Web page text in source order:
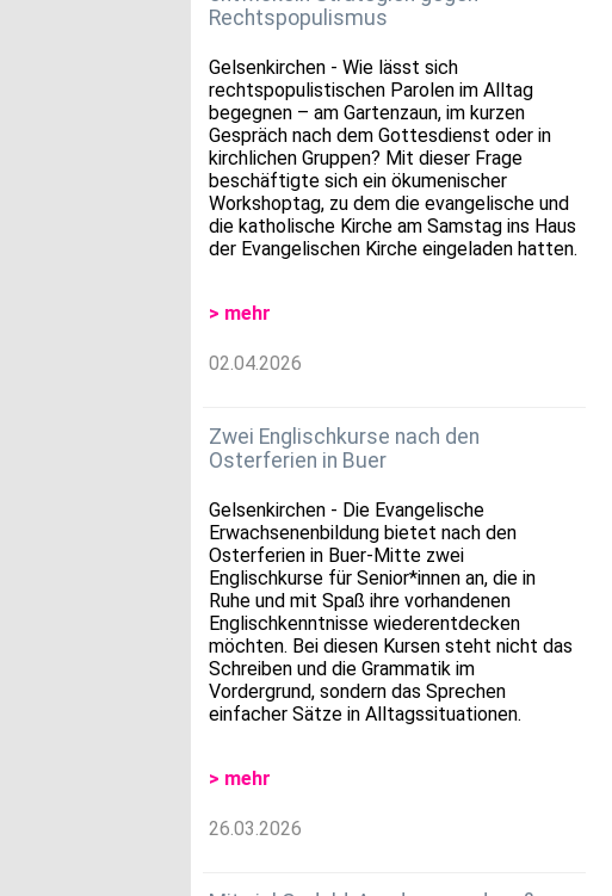
Rechtspopulismus
Gelsenkirchen - Wie lässt sich
rechtspopulistischen Parolen im Alltag
begegnen – am Gartenzaun, im kurzen
Gespräch nach dem Gottesdienst oder in
kirchlichen Gruppen? Mit dieser Frage
beschäftigte sich ein ökumenischer
Workshoptag, zu dem die evangelische und
die katholische Kirche am Samstag ins Haus
der Evangelischen Kirche eingeladen hatten.
> mehr
02.04.2026
Zwei Englischkurse nach den
Osterferien in Buer
Gelsenkirchen - Die Evangelische
Erwachsenenbildung bietet nach den
Osterferien in Buer-Mitte zwei
Englischkurse für Senior*innen an, die in
Ruhe und mit Spaß ihre vorhandenen
Englischkenntnisse wiederentdecken
möchten. Bei diesen Kursen steht nicht das
Schreiben und die Grammatik im
Vordergrund, sondern das Sprechen
einfacher Sätze in Alltagssituationen.
> mehr
26.03.2026